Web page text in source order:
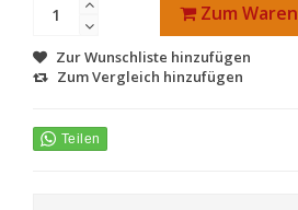
Zum
Zur Wunschliste hinzufügen
Zum Vergleich hinzufügen